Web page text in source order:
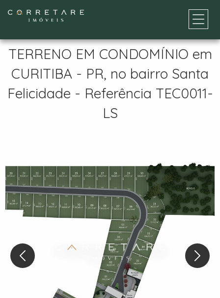
TERRENO EM CONDOMÍNIO em
CURITIBA - PR, no bairro Santa
Felicidade - Referência TEC0011-
LS